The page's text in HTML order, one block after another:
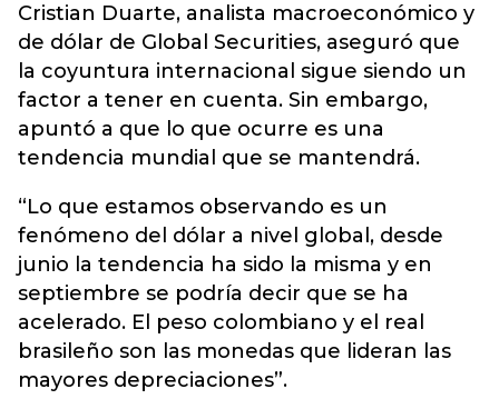
Cristian Duarte, analista macroeconómico y
de dólar de Global Securities, aseguró que
la coyuntura internacional sigue siendo un
factor a tener en cuenta. Sin embargo,
apuntó a que lo que ocurre es una
tendencia mundial que se mantendrá.
“Lo que estamos observando es un
fenómeno del dólar a nivel global, desde
junio la tendencia ha sido la misma y en
septiembre se podría decir que se ha
acelerado. El peso colombiano y el real
brasileño son las monedas que lideran las
mayores depreciaciones”.